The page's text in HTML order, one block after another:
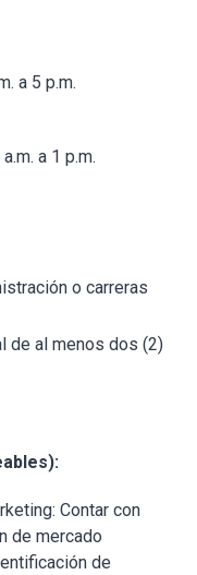
a 5 p.m.
a 1 p.m.
o carreras
de al menos dos (2)
Contar con
de mercado
de